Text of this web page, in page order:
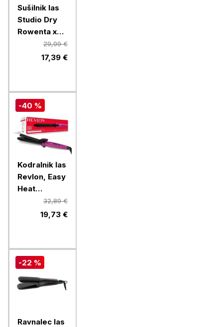
Sušilnik las
Studio Dry
Rowenta x
Lagerfeld
29,99 €
17,39 €
-40 %
Kodralnik las
Revlon, Easy
Heat
RVIR1196E32,89 €
19,73 €
-22 %
Ravnalec las